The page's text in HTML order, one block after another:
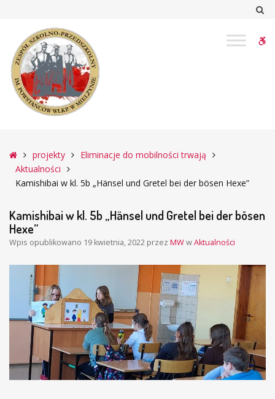
„Hänsel
und
Gretel
Hexe”
Głównaprojekty
Eliminacje do mobilności trwają
Aktualności
Kamishibai w kl. 5b „Hänsel und Gretel bei der bösen Hexe”
Kamishibai w kl. 5b „Hänsel und Gretel bei der bösen
Hexe”
Wpis opublikowano 19 kwietnia, 2022 przez MWwAktualności